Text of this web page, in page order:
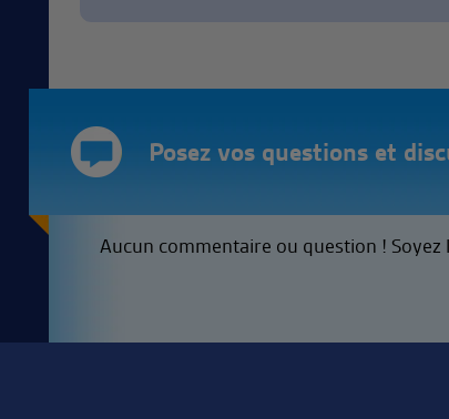
Posez vos questions et
Aucun commentaire ou question ! Soyez